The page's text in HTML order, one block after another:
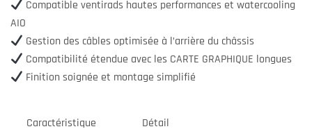
Compatible ventirads hautes performances et watercooling
AIO
Gestion des câbles optimisée à l’arrière du châssis
Compatibilité étendue avec les CARTE GRAPHIQUE longues
Finition soignée et montage simplifié
Caractéristique Détail